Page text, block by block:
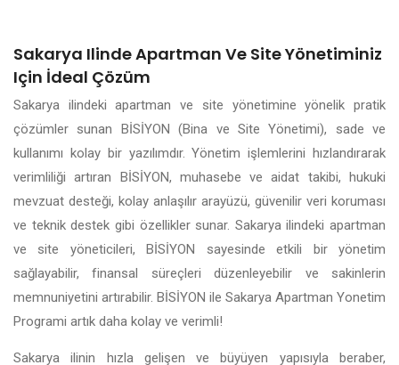
Sakarya Ilinde Apartman Ve Site Yönetiminiz
Için İdeal Çözüm
Sakarya ilindeki apartman ve site yönetimine yönelik pratik
çözümler sunan BİSİYON (Bina ve Site Yönetimi), sade ve
kullanımı kolay bir yazılımdır. Yönetim işlemlerini hızlandırarak
verimliliği artıran BİSİYON, muhasebe ve aidat takibi, hukuki
mevzuat desteği, kolay anlaşılır arayüzü, güvenilir veri koruması
ve teknik destek gibi özellikler sunar. Sakarya ilindeki apartman
ve site yöneticileri, BİSİYON sayesinde etkili bir yönetim
sağlayabilir, finansal süreçleri düzenleyebilir ve sakinlerin
memnuniyetini artırabilir. BİSİYON ile Sakarya Apartman Yonetim
Programi artık daha kolay ve verimli!
Sakarya ilinin hızla gelişen ve büyüyen yapısıyla beraber,